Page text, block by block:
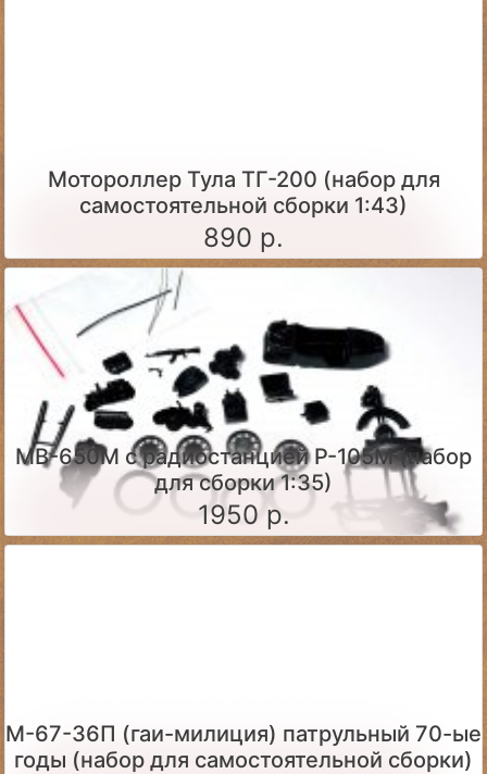
Мотороллер Тула ТГ-200 (набор для
самостоятельной сборки 1:43)
890 р.
МВ-650М с радиостанцией Р-105М (набор
для сборки 1:35)
1950 р.
М-67-36П (гаи-милиция) патрульный 70-ые
годы (набор для самостоятельной сборки)